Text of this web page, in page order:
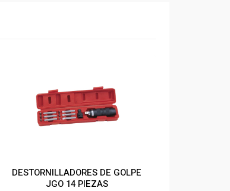
DESTORNILLADORES DE GOLPE
JGO 14 PIEZAS